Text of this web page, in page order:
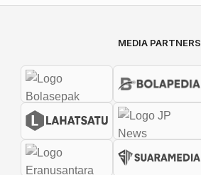
MEDIA PARTNERS